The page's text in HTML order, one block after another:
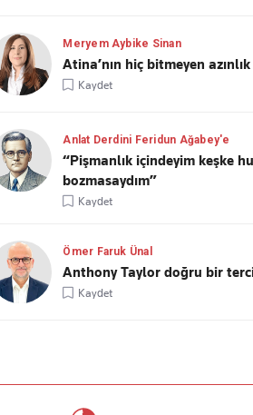
Meryem Aybike Sinan
Atina’nın hiç bitmeyen
Kaydet
Anlat Derdini Feridun Ağabey'e
“Pişmanlık içindeyim keşke
bozmasaydım”
Kaydet
Ömer Faruk Ünal
Anthony Taylor doğru bir
Kaydet